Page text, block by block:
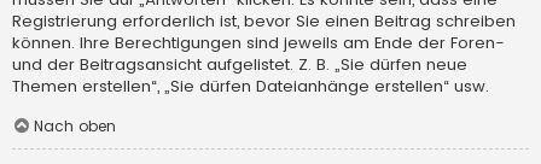
Registrierung erforderlich ist, bevor Sie einen Beitrag schreiben
können. Ihre Berechtigungen sind jeweils am Ende der Foren-
und der Beitragsansicht aufgelistet. Z. B. „Sie dürfen neue
Themen erstellen“, „Sie dürfen Dateianhänge erstellen“ usw.
Nach oben